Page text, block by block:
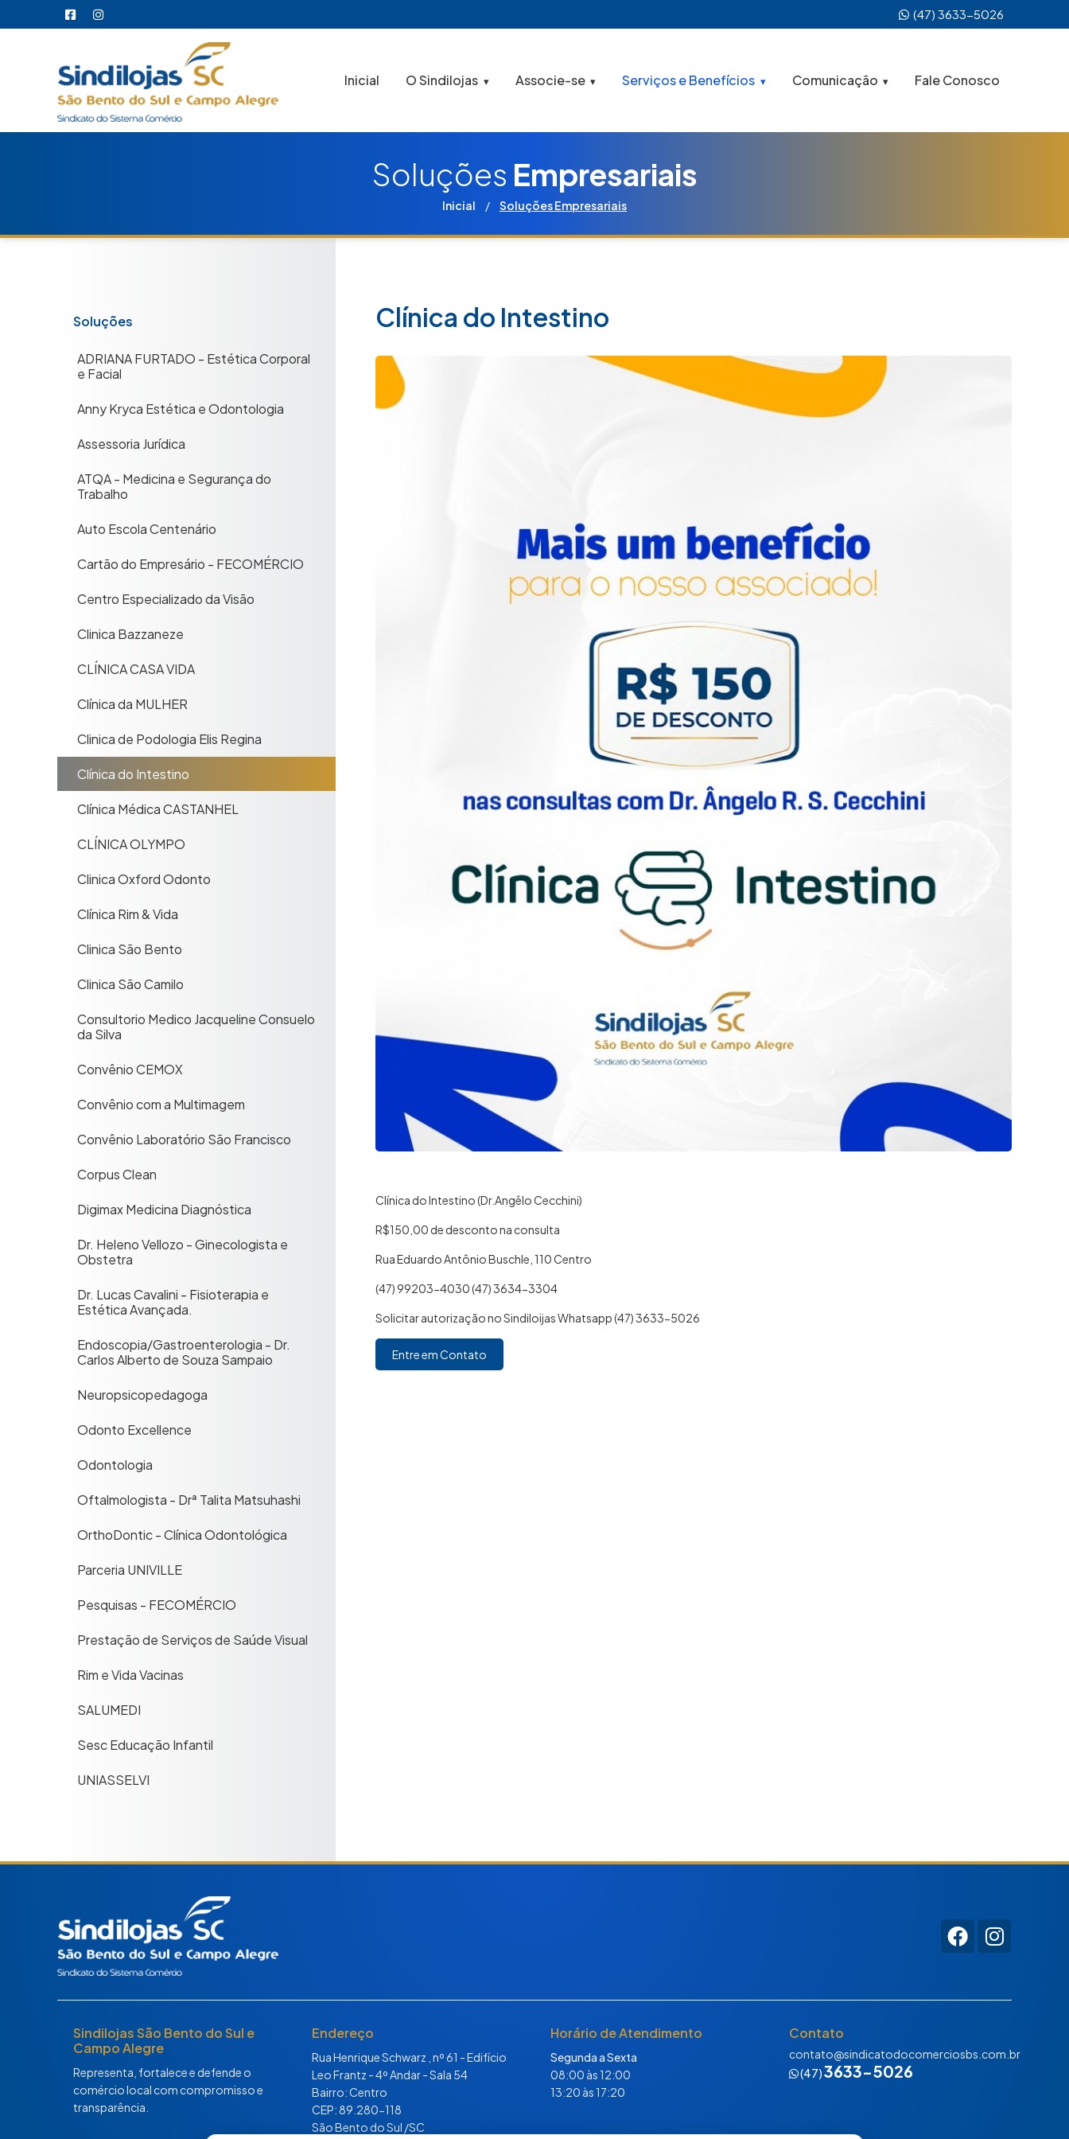
(47) 3633-5026
Inicial O Sindilojas Associe-se Serviços e Benefícios Comunicação Fale Conosco
Soluções Empresariais
Inicial / Soluções Empresariais
Soluções
ADRIANA FURTADO - Estética Corporal
e Facial
Anny Kryca Estética e Odontologia
Assessoria Jurídica
ATQA - Medicina e Segurança do
Trabalho
Auto Escola Centenário
Cartão do Empresário - FECOMÉRCIO
Centro Especializado da Visão
Clinica Bazzaneze
CLÍNICA CASA VIDA
Clínica da MULHER
Clinica de Podologia Elis Regina
Clínica do Intestino
Clínica Médica CASTANHEL
CLÍNICA OLYMPO
Clinica Oxford Odonto
Clínica Rim & Vida
Clinica São Bento
Clinica São Camilo
Consultorio Medico Jacqueline Consuelo
da Silva
Convênio CEMOX
Convênio com a Multimagem
Convênio Laboratório São Francisco
Corpus Clean
Digimax Medicina Diagnóstica
Dr. Heleno Vellozo - Ginecologista e
Obstetra
Dr. Lucas Cavalini - Fisioterapia e
Estética Avançada.
Endoscopia/Gastroenterologia - Dr.
Carlos Alberto de Souza Sampaio
Neuropsicopedagoga
Odonto Excellence
Odontologia
Oftalmologista - Drª Talita Matsuhashi
OrthoDontic - Clínica Odontológica
Parceria UNIVILLE
Pesquisas - FECOMÉRCIO
Prestação de Serviços de Saúde Visual
Rim e Vida Vacinas
SALUMEDI
Sesc Educação Infantil
UNIASSELVI
Clínica do Intestino
Clínica do Intestino (Dr.Angêlo Cecchini)
R$150,00 de desconto na consulta
Rua Eduardo Antônio Buschle, 110 Centro
(47) 99203-4030 (47) 3634-3304
Solicitar autorização no Sindiloijas Whatsapp (47) 3633-5026
Entre em Contato
Sindilojas São Bento do Sul e
Campo Alegre
Representa, fortalece e defende o
comércio local com compromisso e
transparência.
Endereço
Rua Henrique Schwarz , nº 61 - Edifício
Leo Frantz - 4º Andar - Sala 54
Bairro: Centro
CEP: 89.280-118
São Bento do Sul /SC
Horário de Atendimento
Segunda a Sexta
08:00 às 12:00
13:20 às 17:20
Contato
contato@sindicatodocomerciosbs.com.br
(47)3633-5026